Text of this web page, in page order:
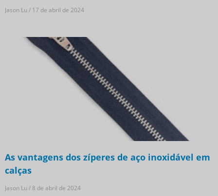
Jason Lu 17 de abril de 2024
As vantagens dos zíperes de aço inoxidável em
calças
Jason Lu 8 de abril de 2024